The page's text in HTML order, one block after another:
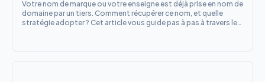
Votre nom de marque ou votre enseigne est déjà prise en nom de
domaine par un tiers. Comment récupérer ce nom, et quelle
stratégie adopter ? Cet article vous guide pas à pas à travers les